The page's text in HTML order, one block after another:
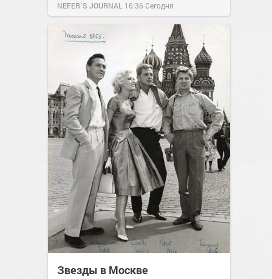
NEFER`S JOURNAL 16:36Сегодня
Звезды в Москве